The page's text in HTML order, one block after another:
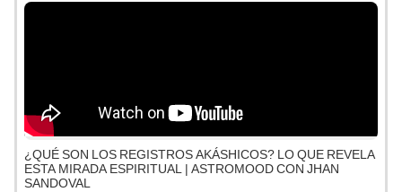
¿QUÉ SON LOS REGISTROS AKÁSHICOS? LO QUE REVELA
ESTA MIRADA ESPIRITUAL | ASTROMOOD CON JHAN
SANDOVAL